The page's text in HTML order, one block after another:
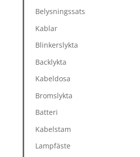
Belysningssats
Kablar
Blinkerslykta
Backlykta
Kabeldosa
Bromslykta
Batteri
Kabelstam
Lampfäste